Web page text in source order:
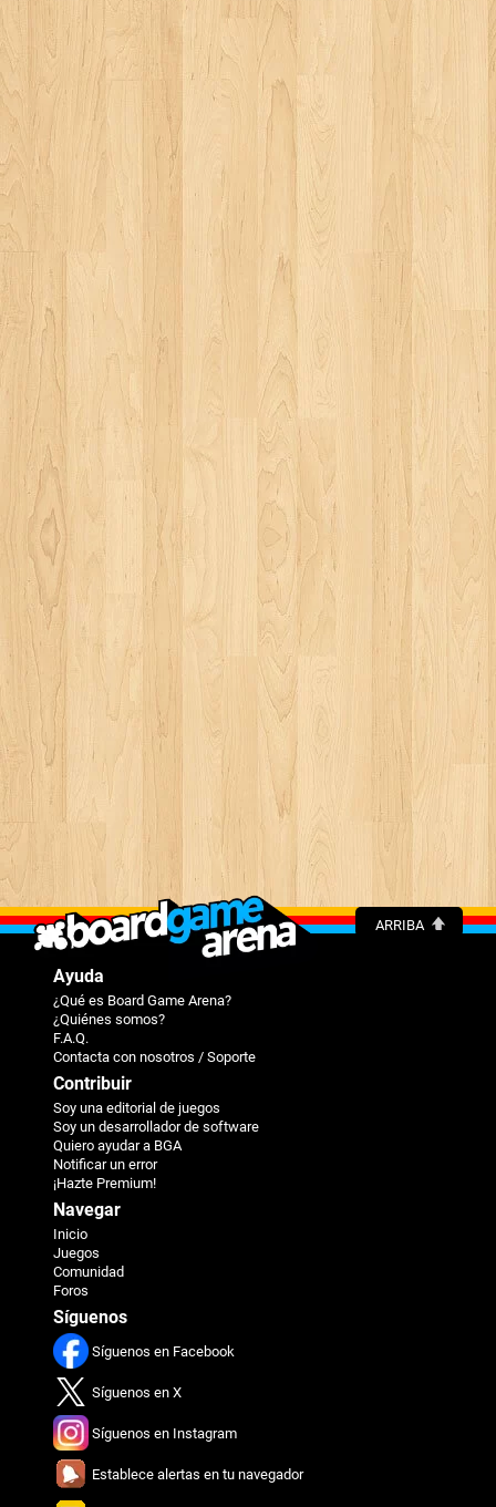
ARRIBA
Ayuda
¿Qué es Board Game Arena?
¿Quiénes somos?
F.A.Q.
Contacta con nosotros / Soporte
Contribuir
Soy una editorial de juegos
Soy un desarrollador de software
Quiero ayudar a BGA
Notificar un error
¡Hazte Premium!
Navegar
Inicio
Juegos
Comunidad
Foros
Síguenos
Síguenos en Facebook
Síguenos en X
Síguenos en Instagram
Establece alertas en tu navegador